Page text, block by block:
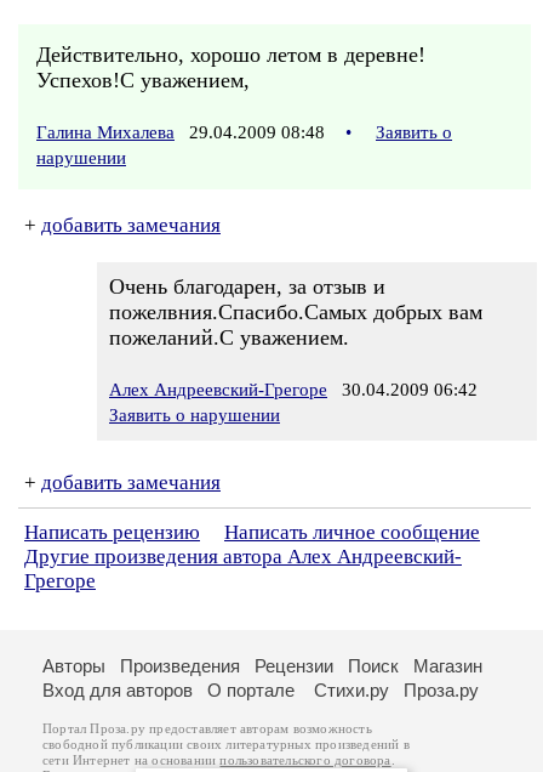
Действительно, хорошо летом в деревне!
Успехов!С уважением,
Галина Михалева 29.04.2009 08:48 •
Заявить о
нарушении
+ добавить замечания
Очень благодарен, за отзыв и
пожелвния.Спасибо.Самых добрых вам
пожеланий.С уважением.
Алех Андреевский-Грегоре 30.04.2009 06:42
Заявить о нарушении
+ добавить замечания
Написать рецензию
Написать личное сообщение
Другие произведения автора Алех Андреевский-
Грегоре
Авторы Произведения Рецензии Поиск
Магазин
Вход для авторов
О портале Стихи.ру Проза.ру
Портал Проза.ру предоставляет авторам возможность
свободной публикации своих литературных произведений в
сети Интернет на основаниипользовательского договора